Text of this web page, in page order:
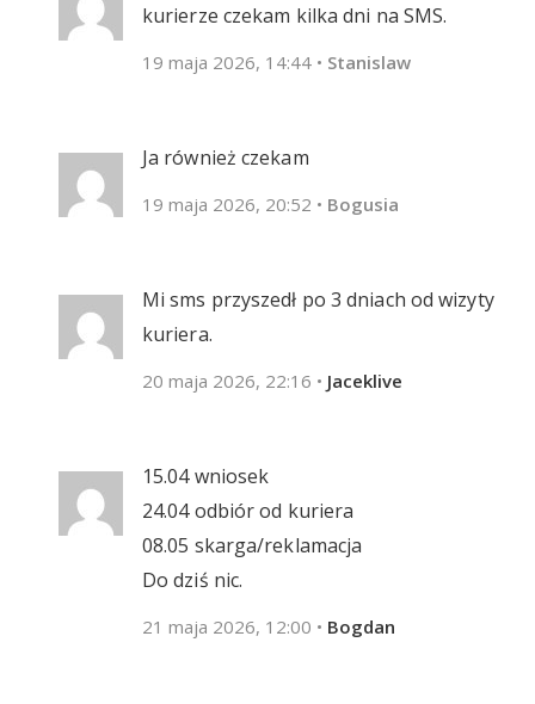
kurierze czekam kilka dni na SMS.
19 maja 2026, 14:44 • Stanislaw
Ja również czekam
19 maja 2026, 20:52 • Bogusia
Mi sms przyszedł po 3 dniach od wizyty
kuriera.
20 maja 2026, 22:16 • Jaceklive
15.04 wniosek
24.04 odbiór od kuriera
08.05 skarga/reklamacja
Do dziś nic.
21 maja 2026, 12:00 • Bogdan